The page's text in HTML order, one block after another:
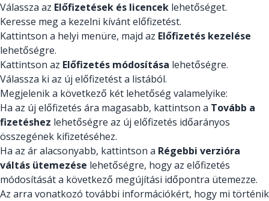
Válassza az Előfizetések és licencek lehetőséget.
Keresse meg a kezelni kívánt előfizetést.
Kattintson a helyi menüre, majd az Előfizetés kezelése
lehetőségre.
Kattintson az Előfizetés módosítása lehetőségre.
Válassza ki az új előfizetést a listából.
Megjelenik a következő két lehetőség valamelyike:
Ha az új előfizetés ára magasabb, kattintson a Tovább a
fizetéshez lehetőségre az új előfizetés időarányos
összegének kifizetéséhez.
Ha az ár alacsonyabb, kattintson a Régebbi verzióra
váltás ütemezése lehetőségre, hogy az előfizetés
módosítását a következő megújítási időpontra ütemezze.
Az arra vonatkozó további információkért, hogy mi történik